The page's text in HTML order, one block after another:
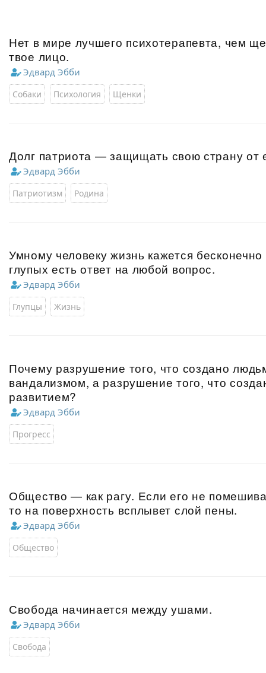
Нет в мире лучшего психотерапевта, чем
твое лицо.
Эдвард Эбби
Собаки Психология Щенки
Долг патриота — защищать свою страну от
Эдвард Эбби
Патриотизм Родина
Умному человеку жизнь кажется
глупых есть ответ на любой вопрос.
Эдвард Эбби
Глупцы Жизнь
Почему разрушение того, что создано
вандализмом, а разрушение того, что
развитием?
Эдвард Эбби
Прогресс
Общество — как рагу. Если его не
то на поверхность всплывет слой пены.
Эдвард Эбби
Общество
Свобода начинается между ушами.
Эдвард Эбби
Свобода